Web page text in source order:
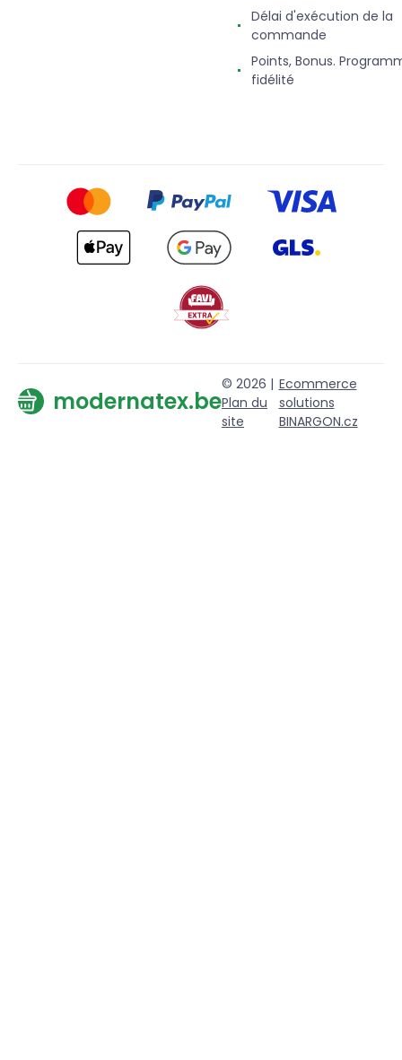
Délai d'exécution de la
commande
Points, Bonus.
fidélité
modernatex.be
© 2026 |
Plan du
site
Ecommerce
solutions
BINARGON.cz